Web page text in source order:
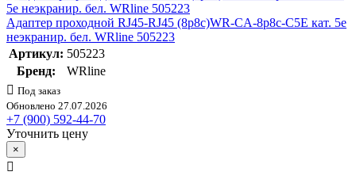
Адаптер проходной RJ45-RJ45 (8p8c)WR-CA-8p8c-C5E кат. 5е
неэкранир. бел. WRline 505223
Артикул: 505223
Бренд:
WRline
Под заказ
Обновлено 27.07.2026
+7 (900) 592-44-70
Уточнить цену
×